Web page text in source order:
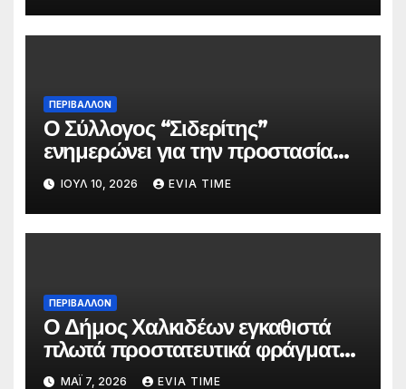
ΠΕΡΙΒΑΛΛΟΝ
Ο Σύλλογος “Σιδερίτης”
ενημερώνει για την προστασία
προσωπικών δεδομένων
ΙΟΎΛ 10, 2026 EVIA TIME
ΠΕΡΙΒΑΛΛΟΝ
Ο Δήμος Χαλκιδέων εγκαθιστά
πλωτά προστατευτικά φράγματα
στις παραλίες του
ΜΆΙ 7, 2026 EVIA TIME